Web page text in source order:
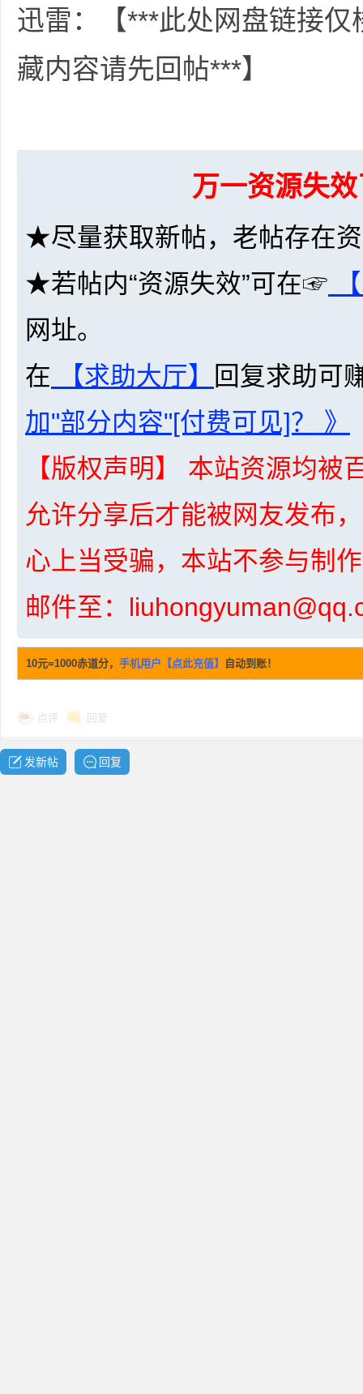
网
迅雷：【***此处网盘链接
藏内容请先回帖***】
万一资源失
★尽量获取新帖，老帖存在
★若帖内“资源失效”可在☞
网址。
在 【求助大厅】
回复求助可
加"部分内容"[付费可见]？ 》
【版权声明】 本站资源均
允许分享后才能被网友发布
心上当受骗，本站不参与制
邮件至：
10元=1000赤道分， 手机用户【点此充值】 自动到账！
点评 回复
发新帖 回复